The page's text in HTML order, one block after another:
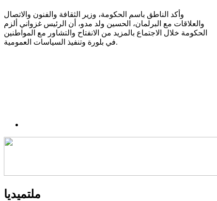
وأكد الناطق باسم الحكومة، وزير الثقافة والفنون والاتصال
والعلاقات مع البرلمان، الحسين ولد مدو، أن الرئيس غزواني ألزم
الحكومة خلال الاجتماع بالمزيد من الانفتاح والتشاور مع المواطنين
في بلورة وتنفيذ السياسات العمومية.
ملتميديا